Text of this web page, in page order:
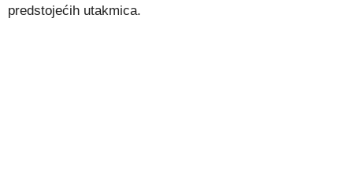
predstojećih utakmica.